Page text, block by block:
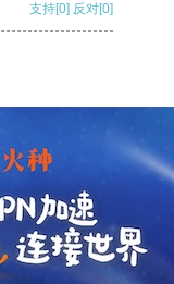
支持[0] 反对[0]
支持 [0] 反对 [0]